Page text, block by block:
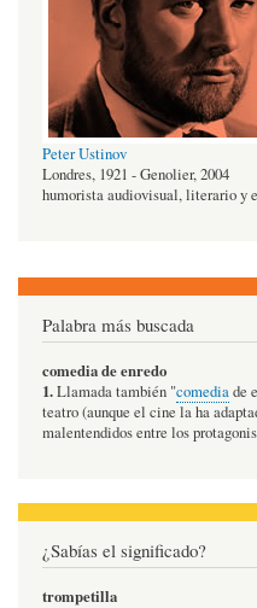
Peter Ustinov
Londres, 1921 - Genolier, 2004
humorista audiovisual, literario y
Palabra más buscada
comedia de enredo
1.Llamada también "comediade
teatro (aunque el cine la ha
malentendidos entre los
¿Sabías el significado?
trompetilla